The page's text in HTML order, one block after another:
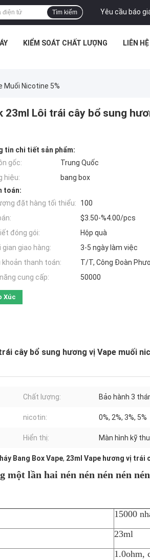
Yêu cầu báo
Tìm kiếm
KIỂM SOÁT CHẤT LƯỢNG LIÊN
Muối Nicotine 5%
Lôi trái cây bổ sung
tin chi tiết sản phẩm:
gốc:
Trung Quốc
hiệu:
bang box
toán:
đặt hàng tối thiểu:
100
$3.50-%4.00/pcs
đóng gói:
Hộp quà
gian giao hàng:
3-5 ngày làm việc
khoản thanh toán:
T/T, Công Đoàn
cung cấp:
50000
Xúc
cây bổ sung hương vị Vape muối
Chất lượng: Bảo hành 3
nicotin: 0%, 2%, 3%, 5%
Hiển thị: Màn hình kỹ
Bang Box Vape, 23ml Vape hương vị trái
lần hai nén nén nén nén
15000
23ml
1.0ohm,